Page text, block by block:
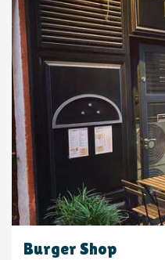
Burger Shop